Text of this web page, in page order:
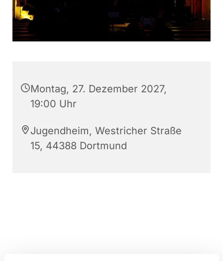
Montag, 27. Dezember 2027,
19:00 Uhr
Jugendheim, Westricher Straße
15, 44388 Dortmund